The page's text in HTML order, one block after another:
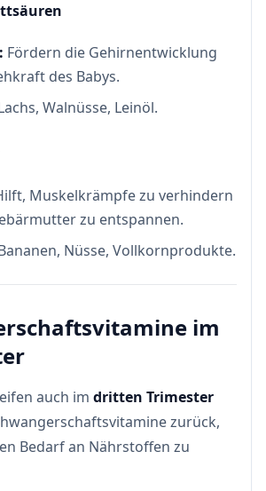
Fördern die Gehirnentwicklung
des Babys.
Walnüsse, Leinöl.
Muskelkrämpfe zu verhindern
zu entspannen.
Nüsse, Vollkornprodukte.
im
auch im dritten Trimester
zurück,
Bedarf an Nährstoffen zu